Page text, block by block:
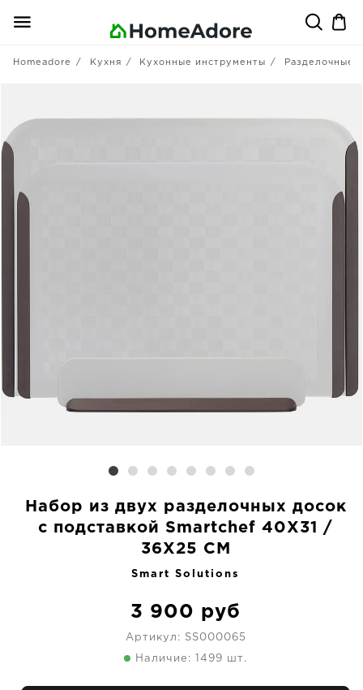
Homeadore Кухня Кухонные инструменты Разделочные
Набор из двух разделочных досок
с подставкой Smartchef 40X31 /
36X25 CM
Smart Solutions
3 900 руб
Артикул: SS000065
Наличие: 1499 шт.